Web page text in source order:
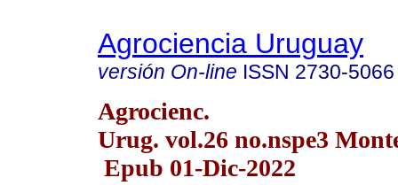
Agrociencia Uruguay
versión On-line ISSN 2730-5066
Agrocienc.
Urug. vol.26 no.nspe3
Epub 01-Dic-2022